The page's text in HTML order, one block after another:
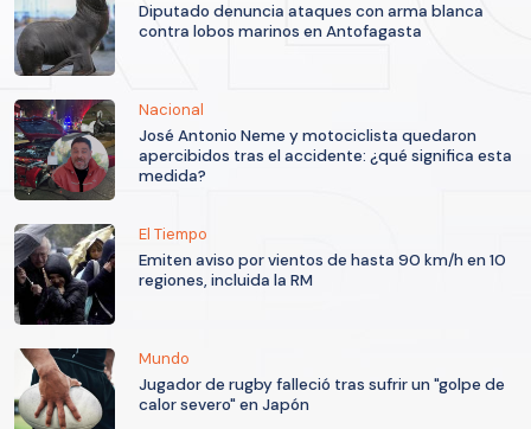
Diputado denuncia ataques con arma blanca
contra lobos marinos en Antofagasta
Nacional
José Antonio Neme y motociclista quedaron
apercibidos tras el accidente: ¿qué significa esta
medida?
El Tiempo
Emiten aviso por vientos de hasta 90 km/h en 10
regiones, incluida la RM
Mundo
Jugador de rugby falleció tras sufrir un "golpe de
calor severo" en Japón